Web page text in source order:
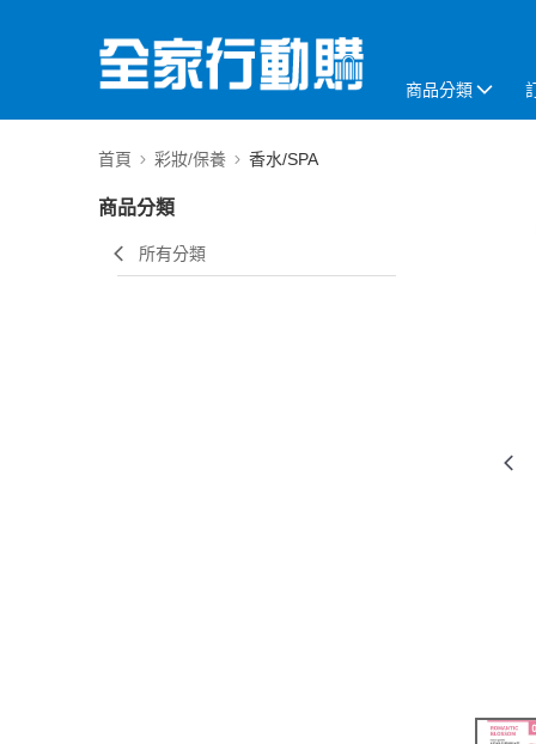
商品分類
首頁 彩妝/保養 香水/SPA
商品分類
所有分類